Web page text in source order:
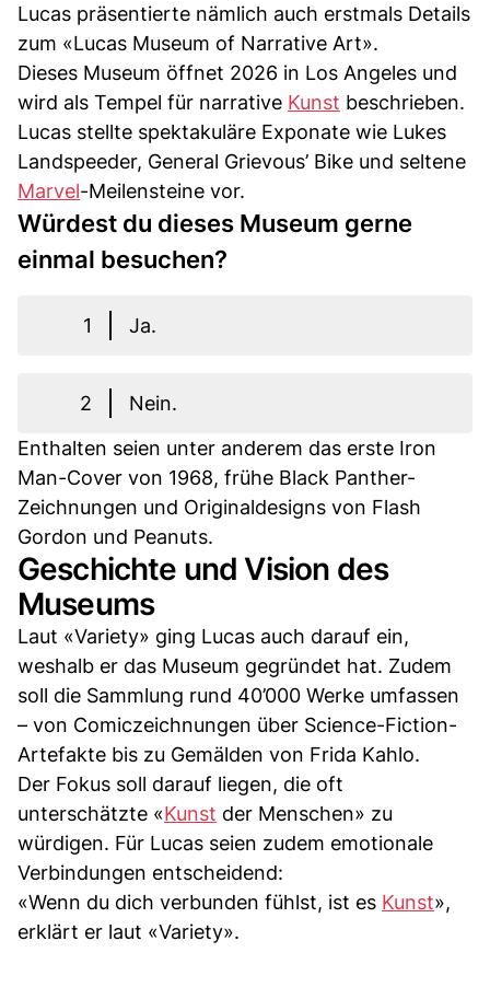
Lucas präsentierte nämlich auch erstmals Details
zum «Lucas Museum of Narrative Art».
Dieses Museum öffnet 2026 in Los Angeles und
wird als Tempel für narrative Kunst beschrieben.
Lucas stellte spektakuläre Exponate wie Lukes
Landspeeder, General Grievous’ Bike und seltene
Marvel-Meilensteine vor.
Würdest du dieses Museum gerne
einmal besuchen?
1 Ja.
2
Nein.
Enthalten seien unter anderem das erste Iron
Man-Cover von 1968, frühe Black Panther-
Zeichnungen und Originaldesigns von Flash
Gordon und Peanuts.
Geschichte und Vision des
Museums
Laut «Variety» ging Lucas auch darauf ein,
weshalb er das Museum gegründet hat. Zudem
soll die Sammlung rund 40’000 Werke umfassen
– von Comiczeichnungen über Science-Fiction-
Artefakte bis zu Gemälden von Frida Kahlo.
Der Fokus soll darauf liegen, die oft
unterschätzte «Kunst der Menschen» zu
würdigen. Für Lucas seien zudem emotionale
Verbindungen entscheidend:
«Wenn du dich verbunden fühlst, ist es Kunst»,
erklärt er laut «Variety».